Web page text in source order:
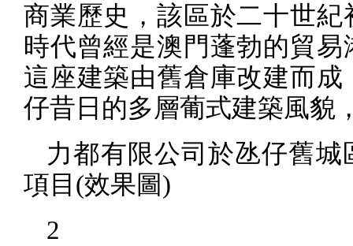
商業歷史，該區於二十世紀
時代曾經是澳門蓬勃的貿易
這座建築由舊倉庫改建而成
仔昔日的多層葡式建築風貌
力都有限公司於氹仔舊城
項目 (效果圖)
2